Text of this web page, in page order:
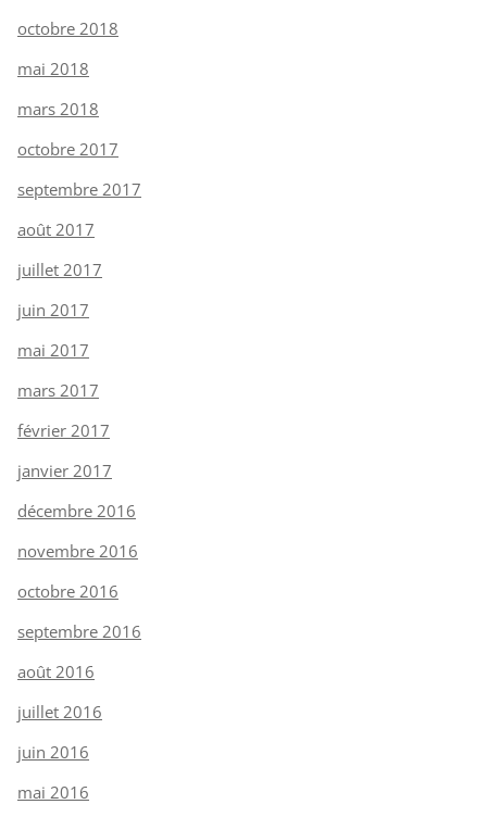
octobre 2018
mai 2018
mars 2018
octobre 2017
septembre 2017
août 2017
juillet 2017
juin 2017
mai 2017
mars 2017
février 2017
janvier 2017
décembre 2016
novembre 2016
octobre 2016
septembre 2016
août 2016
juillet 2016
juin 2016
mai 2016